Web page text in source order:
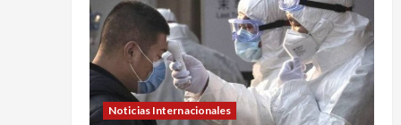
Noticias Internacionales